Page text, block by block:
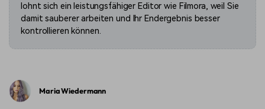
lohnt sich ein leistungsfähiger Editor wie Filmora, weil Sie
damit sauberer arbeiten und Ihr Endergebnis besser
kontrollieren können.
Maria Wiedermann